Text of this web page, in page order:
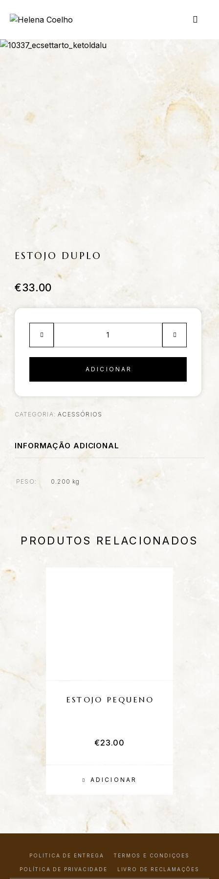
ESTOJO DUPLO
€33.00
ADICIONAR
CATEGORIA:ACESSÓRIOS
INFORMAÇÃO ADICIONAL
PESO 0.200 kg
PRODUTOS RELACIONADOS
ADICIONAR
ESTOJO PEQUENO
€23.00
POLÍTICA DE ENTREGA TERMOS E CONDIÇÕES
POLÍTICA DE PRIVACIDADE LIVRO DE RECLAMAÇÕES